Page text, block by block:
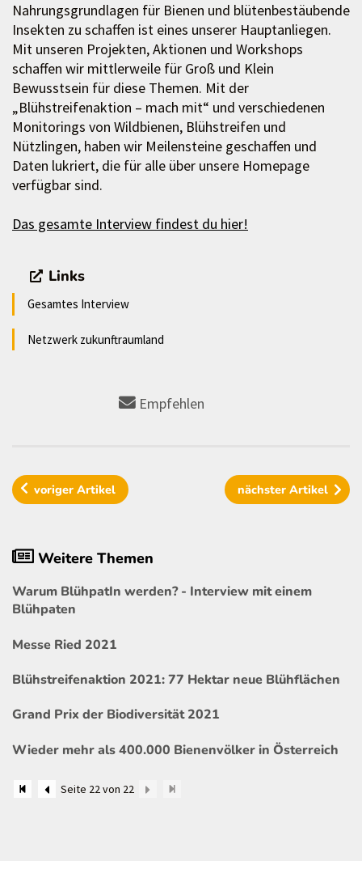
Nahrungsgrundlagen für Bienen und blütenbestäubende
Insekten zu schaffen ist eines unserer Hauptanliegen.
Mit unseren Projekten, Aktionen und Workshops
schaffen wir mittlerweile für Groß und Klein
Bewusstsein für diese Themen. Mit der
„Blühstreifenaktion – mach mit“ und verschiedenen
Monitorings von Wildbienen, Blühstreifen und
Nützlingen, haben wir Meilensteine geschaffen und
Daten lukriert, die für alle über unsere Homepage
verfügbar sind.
Das gesamte Interview findest du hier!
Links
Gesamtes Interview
Netzwerk zukunftraumland
Empfehlen
vorigerArtikel nächster Artikel
Weitere Themen
Warum BlühpatIn werden? - Interview mit einem
Blühpaten
Messe Ried 2021
Blühstreifenaktion 2021: 77 Hektar neue Blühflächen
Grand Prix der Biodiversität 2021
Wieder mehr als 400.000 Bienenvölker in Österreich
Seite 22 von 22